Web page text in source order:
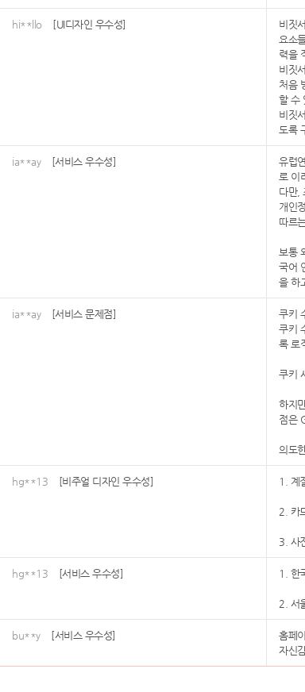
hi**llo [UI디자인 우수성]
비짓
요소
력을
비짓
처음
할 수
비짓
도록
ia**ay [서비스 우수성]
유럽
로 이
다만,
개인
따르
보통
국어
을 하
ia**ay [서비스 문제점]
쿠키
쿠키
록 로
쿠키
하지
점은
의도
hg**13 [비주얼 디자인 우수성] 1. 계
2. 카
3. 사
hg**13 [서비스 우수성] 1. 한
2. 서
bu**y [서비스 우수성]
홈페
자신